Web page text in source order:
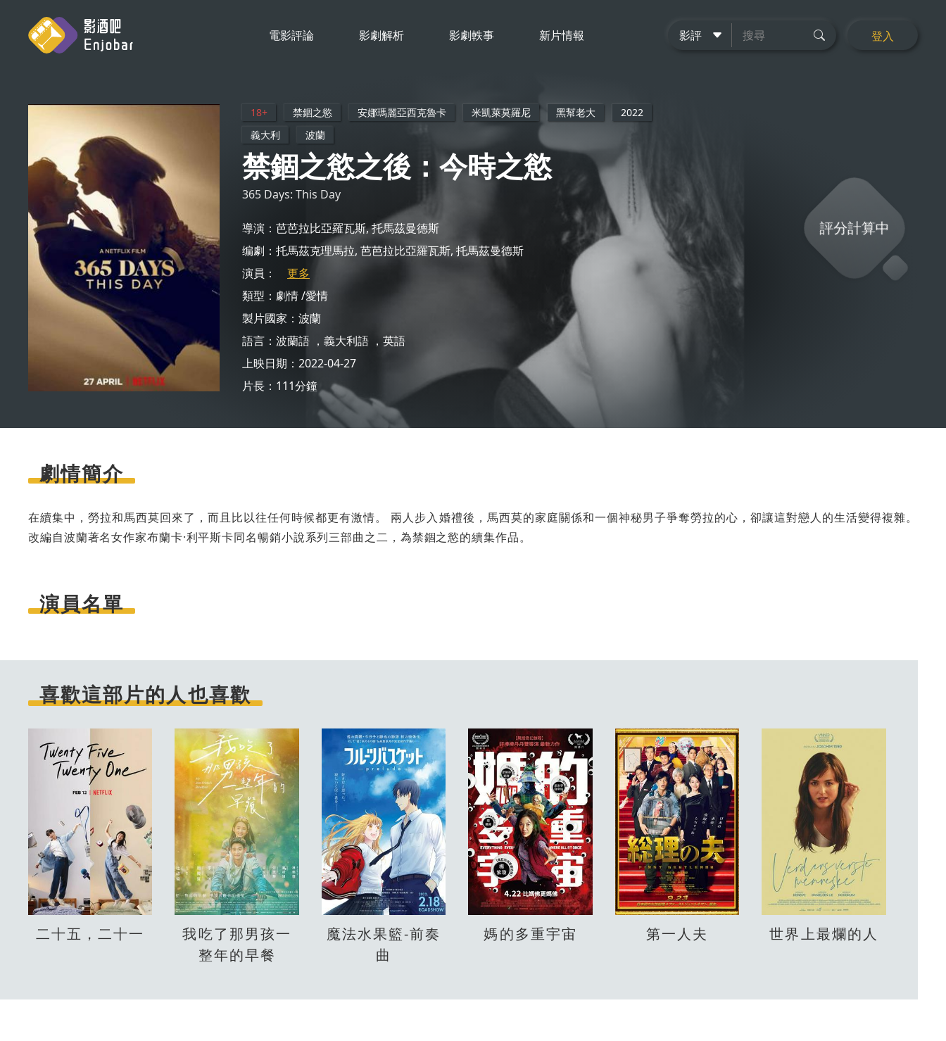
電影評論 影劇解析 影劇軼事 新片情報
登入
會員登入
影劇軼事
18+ 禁錮之慾 安娜瑪麗亞西克魯卡 米凱萊莫羅尼 黑幫老大
2022
義大利
波蘭
禁錮之慾之後：今時之慾
365 Days: This Day
導演：芭芭拉比亞羅瓦斯, 托馬茲曼德斯
编劇：托馬茲克理馬拉, 芭芭拉比亞羅瓦斯, 托馬茲曼德斯
演員：
更多
類型： 劇情 愛情
製片國家： 波蘭
語言： 波蘭語 義大利語
英語
上映日期：2022-04-27
片長：111分鐘
評分計算中
劇情簡介
在續集中，勞拉和馬西莫回來了，而且比以往任何時候都更有激情。 兩人步入婚禮後，馬西莫的家庭關係和一個神秘男子爭奪勞拉的心，卻讓這對戀人的生活變得複雜。
改編自波蘭著名女作家布蘭卡·利平斯卡同名暢銷小說系列三部曲之二，為禁錮之慾的續集作品。
演員名單
喜歡這部片的人也喜歡
二十五，二十一
我吃了那男孩一
整年的早餐
魔法水果籃-前奏
曲
媽的多重宇宙 第一人夫 世界上最爛的人